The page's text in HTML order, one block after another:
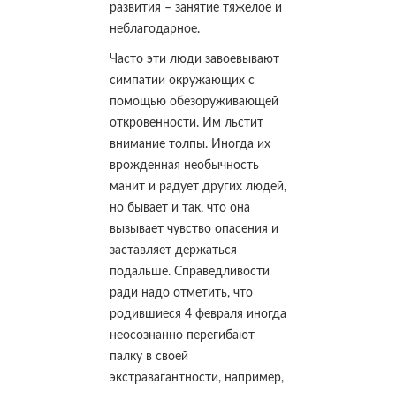
развития – занятие тяжелое и
неблагодарное.
Часто эти люди завоевывают
симпатии окружающих с
помощью обезоруживающей
откровенности. Им льстит
внимание толпы. Иногда их
врожденная необычность
манит и радует других людей,
но бывает и так, что она
вызывает чувство опасения и
заставляет держаться
подальше. Справедливости
ради надо отметить, что
родившиеся 4 февраля иногда
неосознанно перегибают
палку в своей
экстравагантности, например,